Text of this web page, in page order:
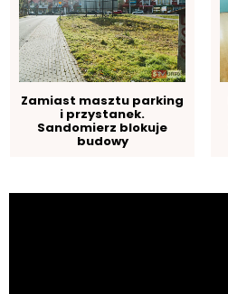
Zamiast masztu parking
i przystanek.
Sandomierz blokuje
budowy